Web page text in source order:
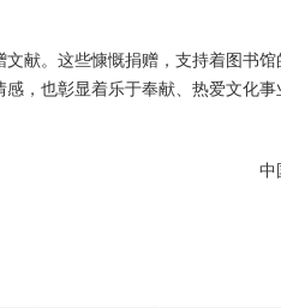
献。这些慷慨捐赠，支持着图书
，也彰显着乐于奉献、热爱文化事
中